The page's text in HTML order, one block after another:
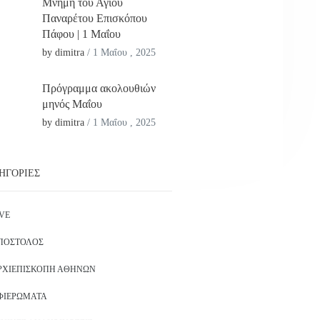
Μνήμη του Αγίου
Παναρέτου Επισκόπου
Πάφου | 1 Μαΐου
by dimitra / 1 Μαΐου , 2025
Πρόγραμμα ακολουθιών
μηνός Μαΐου
by dimitra / 1 Μαΐου , 2025
ΑΘΗΝΏΝ